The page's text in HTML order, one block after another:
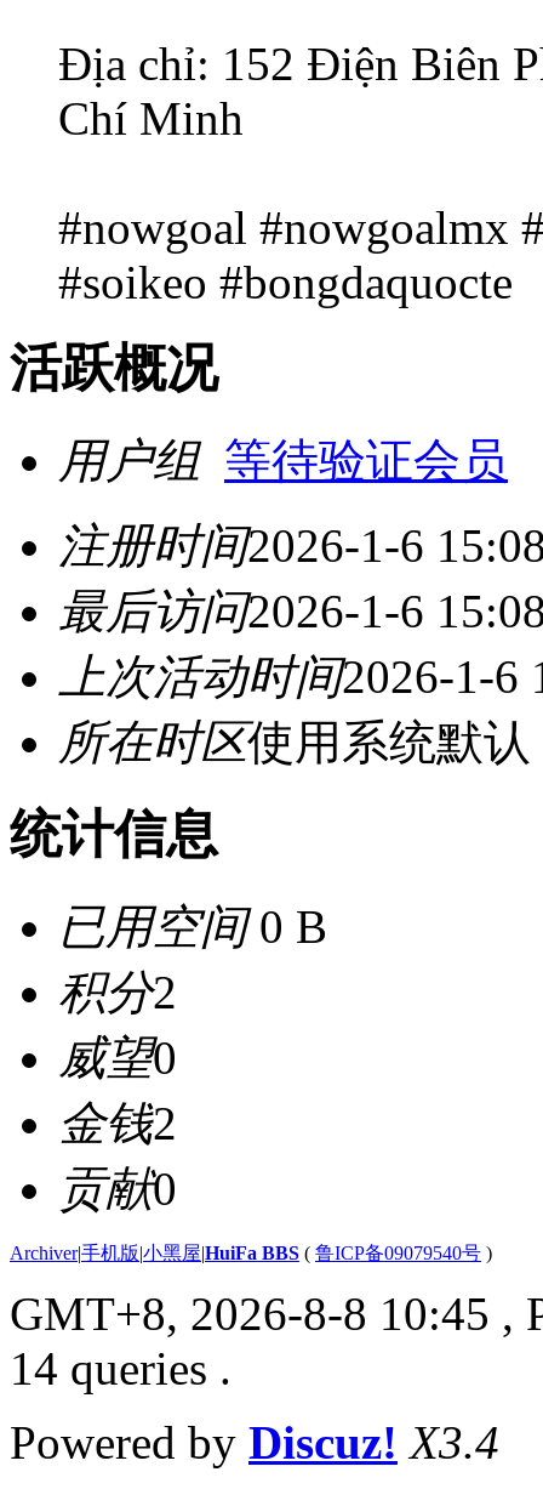
Địa chỉ: 152 Điện Biên
Chí Minh
#nowgoal #nowgoalmx
#soikeo #bongdaquocte
活跃概况
用户组 等待验证会员
注册时间2026-1-6
最后访问2026-1-6
上次活动时间2026-1-6
所在时区使用系统默认
统计信息
已用空间0 B
积分2
威望0
金钱2
贡献0
Archiver|手机版|小黑屋|HuiFa BBS ( 鲁ICP备09079540号 )
GMT+8, 2026-8-8 10:45 ,
14 queries .
Powered by Discuz! X3.4